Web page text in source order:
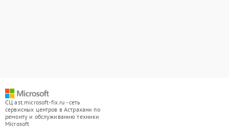
СЦ ast.microsoft-fix.ru - сеть
сервисных центров в Астрахани по
ремонту и обслуживанию техники
Microsoft